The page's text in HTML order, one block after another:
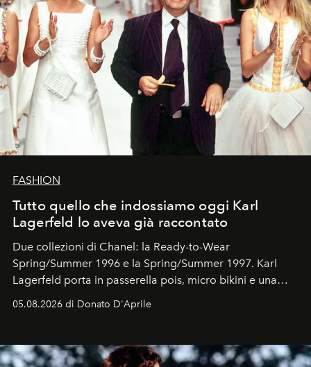
FASHION
Tutto quello che indossiamo oggi Karl
Lagerfeld lo aveva già raccontato
Due collezioni di Chanel: la Ready-to-Wear
Spring/Summer 1996 e la Spring/Summer 1997. Karl
Lagerfeld porta in passerella pois, micro bikini e una
logomania pensata per la spiaggia
Kate, Claudia e Carla una dietro l'altra. Trent'anni dopo,
uno dei documenti più contemporanei che abbiamo.
05.08.2026 di Donato D'Aprile